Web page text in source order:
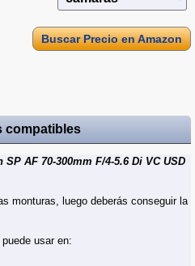
Buscar Precio en Amazon
compatibles
SP AF 70-300mm F/4-5.6 Di VC USD
monturas, luego deberás conseguir la
usar en: